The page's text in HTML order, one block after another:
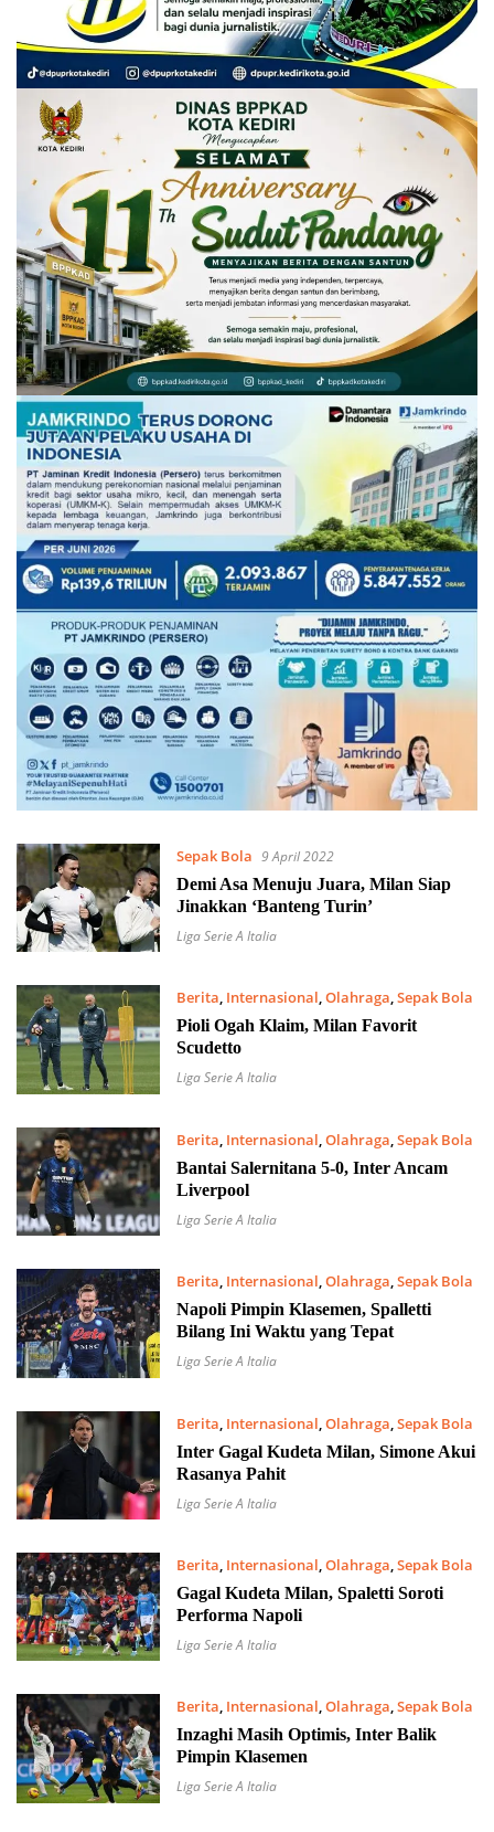
Sepak Bola 9 April 2022
Demi Asa Menuju Juara, Milan Siap
Jinakkan ‘Banteng Turin’
Liga Serie A Italia
Berita, Internasional,Olahraga,Sepak Bola
20 Maret 2022
Pioli Ogah Klaim, Milan Favorit
Scudetto
Liga Serie A Italia
Berita, Internasional,Olahraga,Sepak Bola
5 Maret 2022
Bantai Salernitana 5-0, Inter Ancam
Liverpool
Liga Serie A Italia
Berita, Internasional,Olahraga,Sepak Bola
28 Februari 2022
Napoli Pimpin Klasemen, Spalletti
Bilang Ini Waktu yang Tepat
Liga Serie A Italia
Berita Internasional Olahraga Sepak Bola
26 Februari 2022
Inter Gagal Kudeta Milan, Simone Akui
Rasanya Pahit
Liga Serie A Italia
Berita, Internasional,Olahraga,Sepak Bola
22 Februari 2022
Gagal Kudeta Milan, Spaletti Soroti
Performa Napoli
Liga Serie A Italia
Berita, Internasional,Olahraga,Sepak Bola
21 Februari 2022
Inzaghi Masih Optimis, Inter Balik
Pimpin Klasemen
Liga Serie A Italia